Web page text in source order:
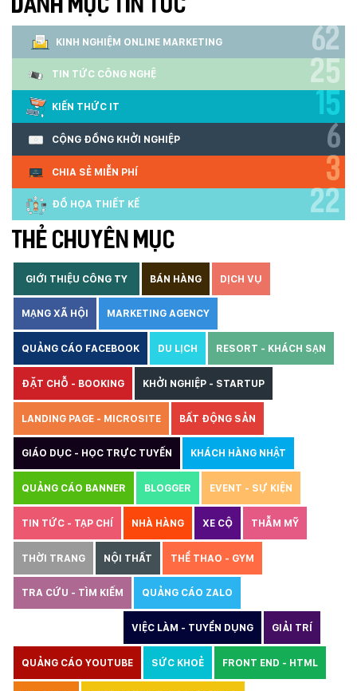
DANH MỤC TIN TỨC
KINH NGHIỆM ONLINE MARKETING 62
TIN TỨC CÔNG NGHỆ 25
KIẾN THỨC IT 15
CỘNG ĐỒNG KHỞI NGHIỆP 6
CHIA SẺ MIỄN PHÍ 3
ĐỒ HỌA THIẾT KẾ 22
THẺ CHUYÊN MỤC
GIỚI THIỆU CÔNG TY BÁN HÀNG DỊCH VỤ
MẠNG XÃ HỘI MARKETING AGENCY
QUẢNG CÁO FACEBOOK DU LỊCH RESORT - KHÁCH SẠN
ĐẶT CHỖ - BOOKING KHỞI NGHIỆP - STARTUP
LANDING PAGE - MICROSITE BẤT ĐỘNG SẢN
GIÁO DỤC - HỌC TRỰC TUYẾN KHÁCH HÀNG NHẬT
QUẢNG CÁO BANNER BLOGGER EVENT - SỰ KIỆN
TIN TỨC - TẠP CHÍ NHÀ HÀNG XE CỘ THẪM MỸ
THỜI TRANG NỘI THẤT THỂ THAO - GYM
TRA CỨU - TÌM KIẾM QUẢNG CÁO ZALO
VIỆC LÀM - TUYỂN DỤNG GIẢI TRÍ
QUẢNG CÁO YOUTUBE SỨC KHOẺ FRONT END - HTML